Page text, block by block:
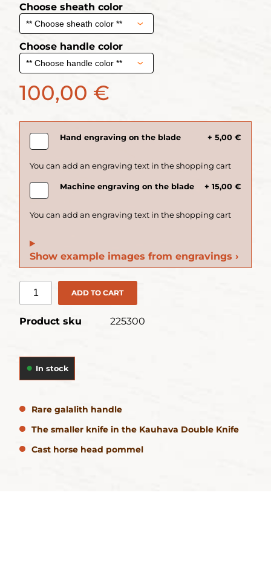
Choose sheath color
Choose handle color
100,00 €
Hand engraving on the blade + 5,00 €
Machine engraving on the blade + 15,00 €
Show example images from engravings ›
ADD TO CART
Product sku 225300
In stock
Rare galalith handle
The smaller knife in the Kauhava Double Knife
Cast horse head pommel